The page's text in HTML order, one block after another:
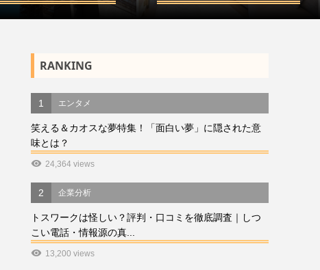
RANKING
1 エンタメ
笑える＆カオスな夢特集！「面白い夢」に隠された意
味とは？
24,364 views
2 企業分析
トスワークは怪しい？評判・口コミを徹底調査｜しつ
こい電話・情報源の真...
13,200 views